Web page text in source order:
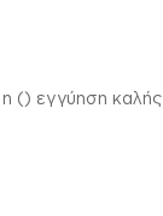
η () εγγύηση καλής